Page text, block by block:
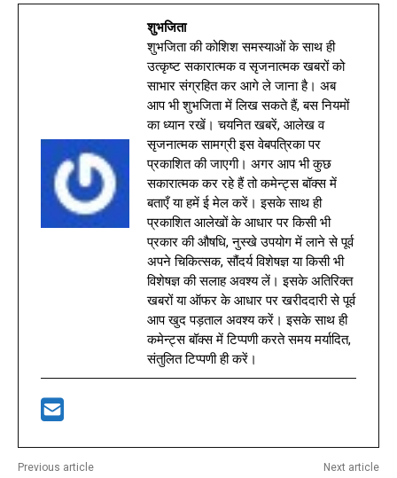
शुभजिता
शुभजिता की कोशिश समस्याओं के साथ ही
उत्कृष्ट सकारात्मक व सृजनात्मक खबरों को
साभार संग्रहित कर आगे ले जाना है। अब
आप भी शुभजिता में लिख सकते हैं, बस नियमों
का ध्यान रखें। चयनित खबरें, आलेख व
सृजनात्मक सामग्री इस वेबपत्रिका पर
प्रकाशित की जाएगी। अगर आप भी कुछ
सकारात्मक कर रहे हैं तो कमेन्ट्स बॉक्स में
बताएँ या हमें ई मेल करें। इसके साथ ही
प्रकाशित आलेखों के आधार पर किसी भी
प्रकार की औषधि, नुस्खे उपयोग में लाने से पूर्व
अपने चिकित्सक, सौंदर्य विशेषज्ञ या किसी भी
विशेषज्ञ की सलाह अवश्य लें। इसके अतिरिक्त
खबरों या ऑफर के आधार पर खरीददारी से पूर्व
आप खुद पड़ताल अवश्य करें। इसके साथ ही
कमेन्ट्स बॉक्स में टिप्पणी करते समय मर्यादित,
संतुलित टिप्पणी ही करें।
Previous article Next article